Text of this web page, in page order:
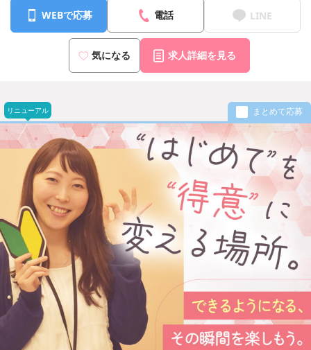
WEBで応募 電話 LINE
気になる 求人詳細を見る
リニューアル まとめて応募